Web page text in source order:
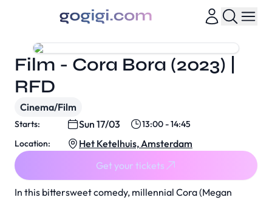
In this bittersweet comedy, millennial Cora (Megan
Film - Cora Bora (2023) |
RFD
Cinema/Film
Starts: Sun 17/03
13:00 - 14:45
Location:
Het Ketelhuis, Amsterdam
Get your tickets